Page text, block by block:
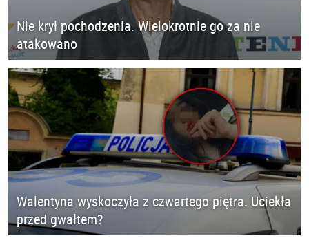
Nie krył pochodzenia. Wielokrotnie go za nie
atakowano
Walentyna wyskoczyła z czwartego piętra. Uciekła
przed gwałtem?